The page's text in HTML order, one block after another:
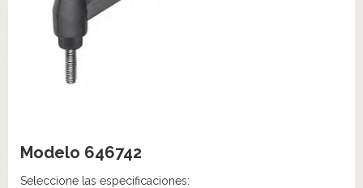
Modelo 646742
Seleccione las especificaciones: